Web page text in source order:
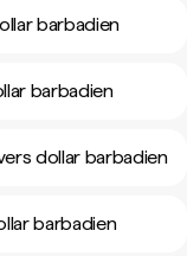
barbadien
barbadien
dollar barbadien
barbadien